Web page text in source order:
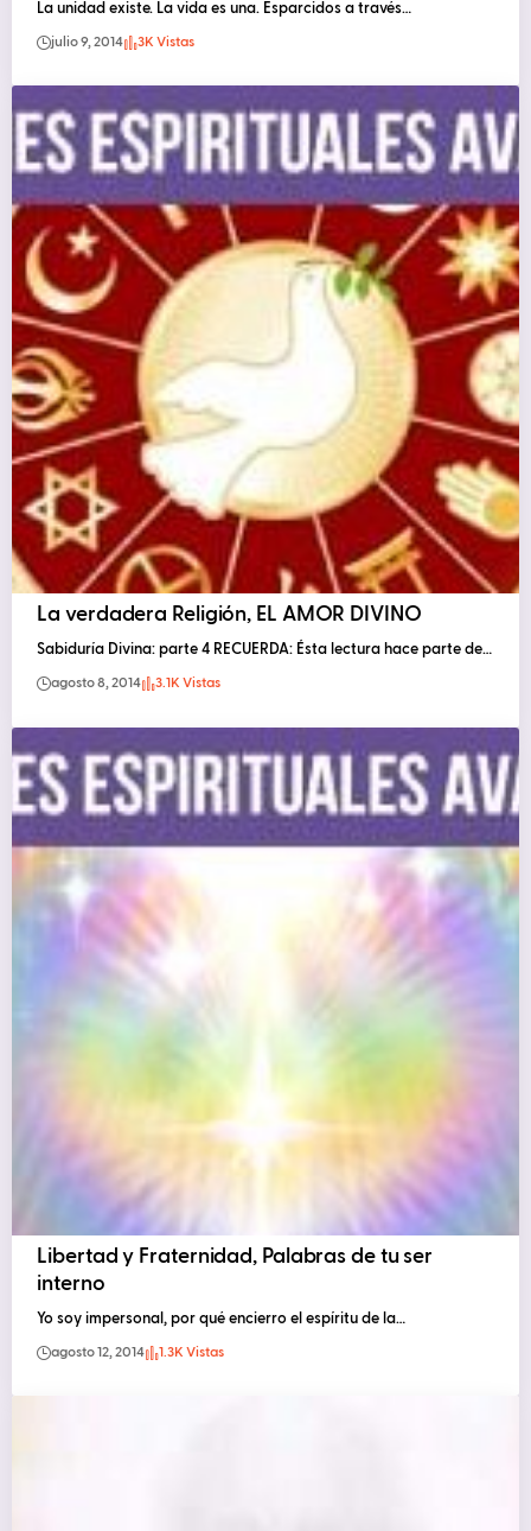
La unidad existe. La vida es una. Esparcidos a través…
julio 9, 2014 3K Vistas
La verdadera Religión, EL AMOR DIVINO
Sabiduría Divina: parte 4 RECUERDA: Ésta lectura hace parte de…
agosto 8, 2014 3.1K Vistas
Libertad y Fraternidad, Palabras de tu ser
interno
Yo soy impersonal, por qué encierro el espíritu de la…
agosto 12, 2014 1.3K Vistas